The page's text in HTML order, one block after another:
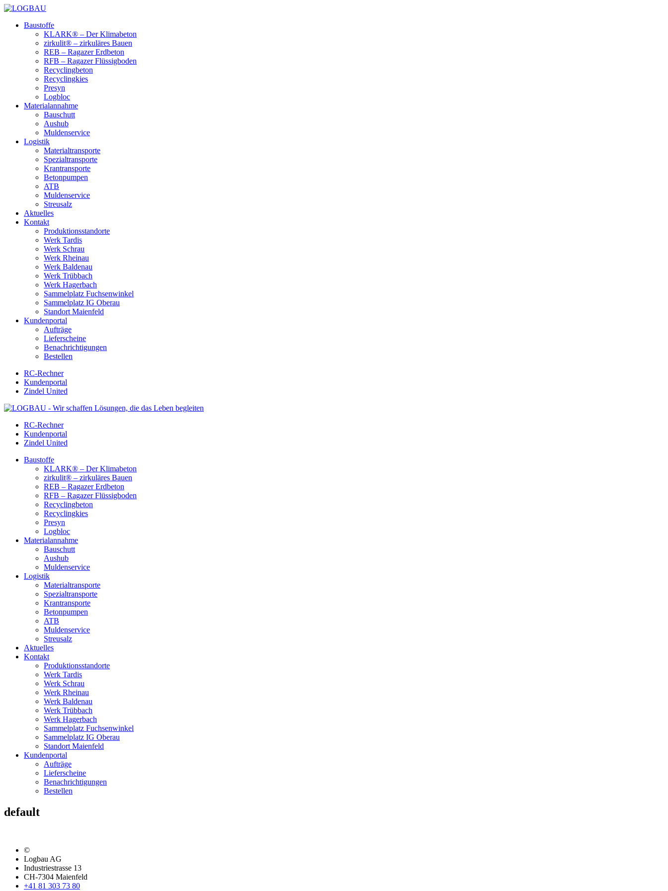
Baustoffe
KLARK® – Der Klimabeton
zirkulit® – zirkuläres Bauen
REB – Ragazer Erdbeton
RFB – Ragazer Flüssigboden
Recyclingbeton
Recyclingkies
Presyn
Logbloc
Materialannahme
Bauschutt
Aushub
Muldenservice
Logistik
Materialtransporte
Spezialtransporte
Krantransporte
Betonpumpen
ATB
Muldenservice
Streusalz
Aktuelles
Kontakt
Produktionsstandorte
Werk Tardis
Werk Schrau
Werk Rheinau
Werk Baldenau
Werk Trübbach
Werk Hagerbach
Sammelplatz Fuchsenwinkel
Sammelplatz IG Oberau
Standort Maienfeld
Kundenportal
Aufträge
Lieferscheine
Benachrichtigungen
Bestellen
RC-Rechner
Kundenportal
Zindel United
RC-Rechner
Kundenportal
Zindel United
Baustoffe
KLARK® – Der Klimabeton
zirkulit® – zirkuläres Bauen
REB – Ragazer Erdbeton
RFB – Ragazer Flüssigboden
Recyclingbeton
Recyclingkies
Presyn
Logbloc
Materialannahme
Bauschutt
Aushub
Muldenservice
Logistik
Materialtransporte
Spezialtransporte
Krantransporte
Betonpumpen
ATB
Muldenservice
Streusalz
Aktuelles
Kontakt
Produktionsstandorte
Werk Tardis
Werk Schrau
Werk Rheinau
Werk Baldenau
Werk Trübbach
Werk Hagerbach
Sammelplatz Fuchsenwinkel
Sammelplatz IG Oberau
Standort Maienfeld
Kundenportal
Aufträge
Lieferscheine
Benachrichtigungen
Bestellen
default
©
Logbau AG
Industriestrasse 13
CH-7304 Maienfeld
+41 81 303 73 80